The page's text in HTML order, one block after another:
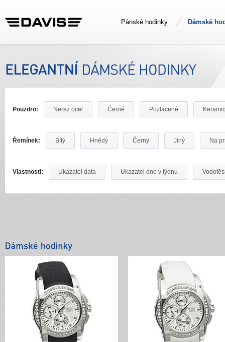
Pánské hodinky Dámské
Pouzdro: Nerez ocel Černé Pozlacené
Řemínek: Bílý Hnědý Černý Jiný Na
Vlastnosti: Ukazatel data Ukazatel dne v týdnu